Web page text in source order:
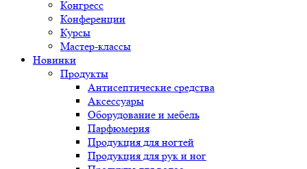
Конгресс
Конференции
Курсы
Мастер-классы
Новинки
Продукты
Антисептические средства
Аксессуары
Оборудование и мебель
Парфюмерия
Продукция для ногтей
Продукция для рук и ног